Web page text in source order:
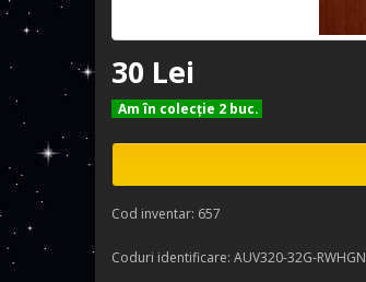
30 Lei
Am în colecţie 2 buc.
Cod inventar: 657
Coduri identificare: AUV320-32G-RWHGN